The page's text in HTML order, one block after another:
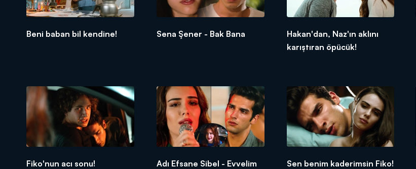
Beni baban bil kendine! Sena Şener - Bak Bana
Hakan'dan, Naz'ın aklını
karıştıran öpücük!
Fiko'nun acı sonu!
Adı Efsane Sibel - Evvelim
Sen benim kaderimsin Fiko!